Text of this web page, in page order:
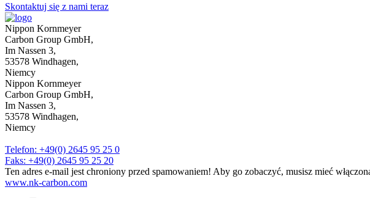
Skontaktuj się z nami teraz
nazwa*
Realizować
telefon
telefon*
e-mail *
Nippon Kornmeyer
Carbon Group GmbH,
Im Nassen 3,
53578 Windhagen,
Niemcy
Nippon Kornmeyer
Carbon Group GmbH,
Im Nassen 3,
53578 Windhagen,
Niemcy
Telefon: +49(0) 2645 95 25 0
Faks: +49(0) 2645 95 25 20
Ten adres e-mail jest chroniony przed spamowaniem! Aby go zobaczyć, musisz mieć
www.nk-carbon.com